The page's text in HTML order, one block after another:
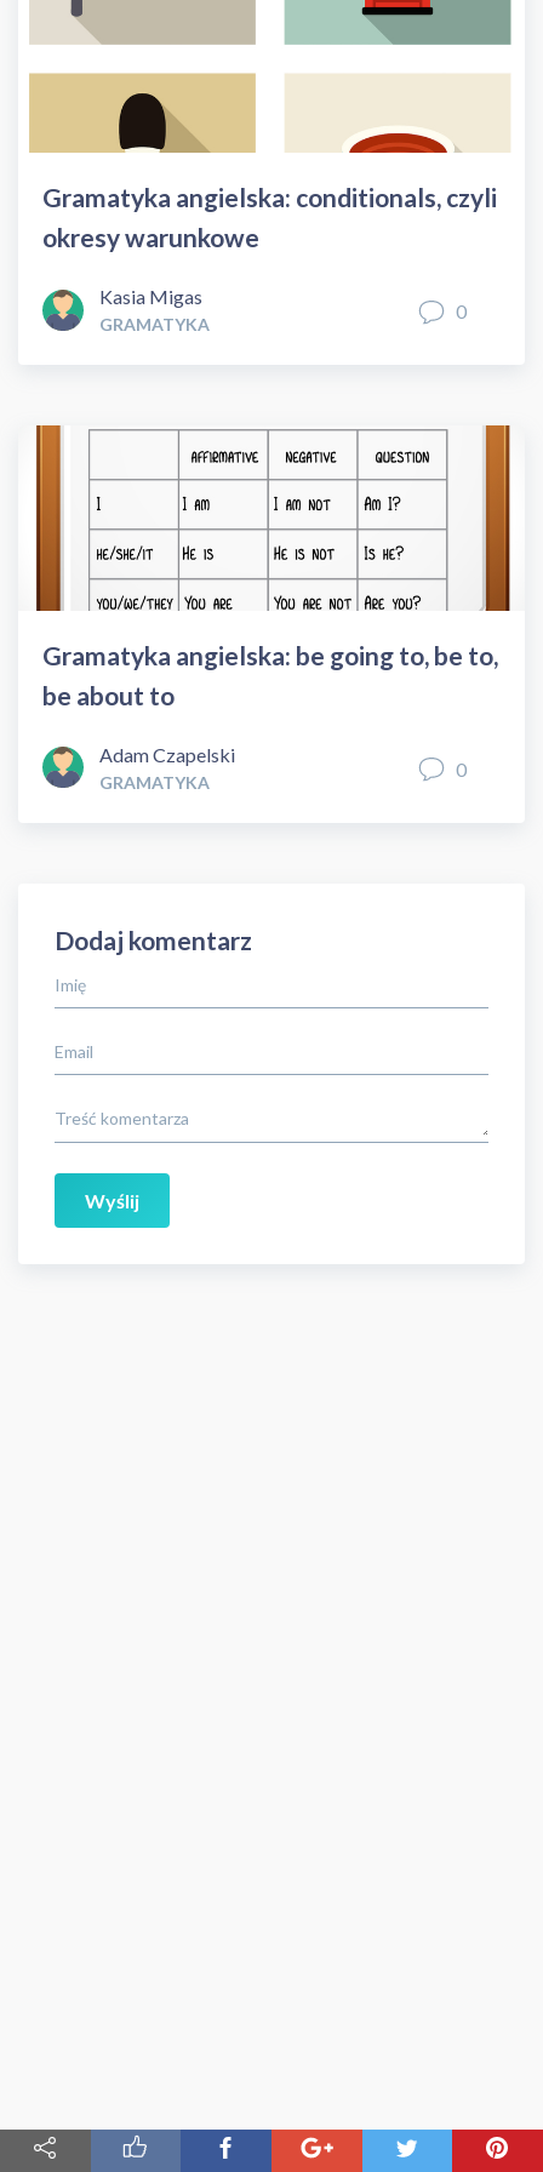
Gramatyka angielska: conditionals, czyli
okresy warunkowe
Kasia Migas
GRAMATYKA
0
Gramatyka angielska: be going to, be to,
be about to
Adam Czapelski
GRAMATYKA
0
Dodaj komentarz
Imię
Email
Treść komentarza